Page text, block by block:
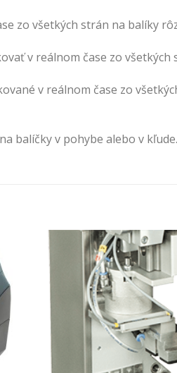
zo všetkých strán na balíky
v reálnom čase zo
v reálnom čase zo
balíčky v pohybe alebo v kľude.